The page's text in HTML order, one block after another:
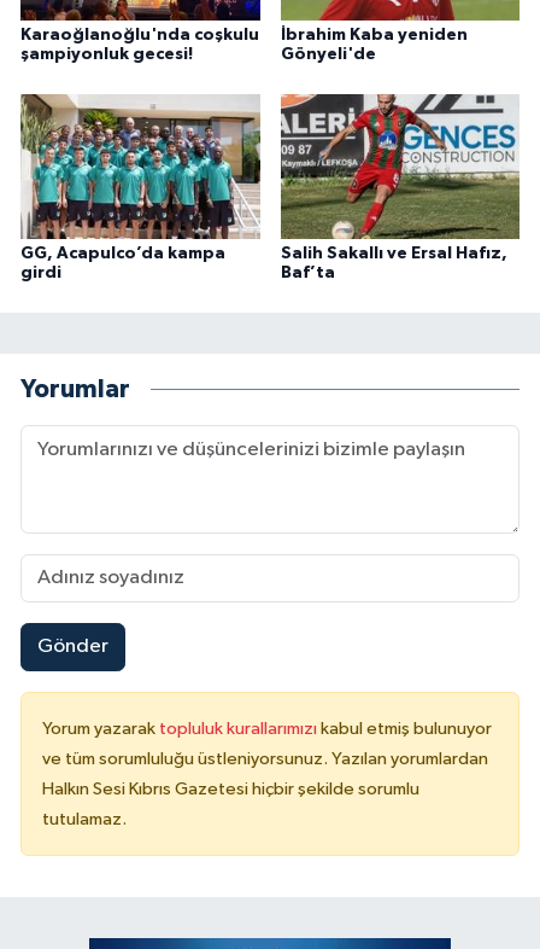
Karaoğlanoğlu'nda coşkulu
şampiyonluk gecesi!
İbrahim Kaba yeniden
Gönyeli'de
GG, Acapulco’da kampa
girdi
Salih Sakallı ve Ersal Hafız,
Baf’ta
Yorumlar
Gönder
Yorum yazarak topluluk kurallarımızı kabul etmiş bulunuyor
ve tüm sorumluluğu üstleniyorsunuz. Yazılan yorumlardan
Halkın Sesi Kıbrıs Gazetesi hiçbir şekilde sorumlu
tutulamaz.